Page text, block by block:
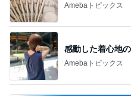
Amebaトピックス
感動した着心地
Amebaトピックス